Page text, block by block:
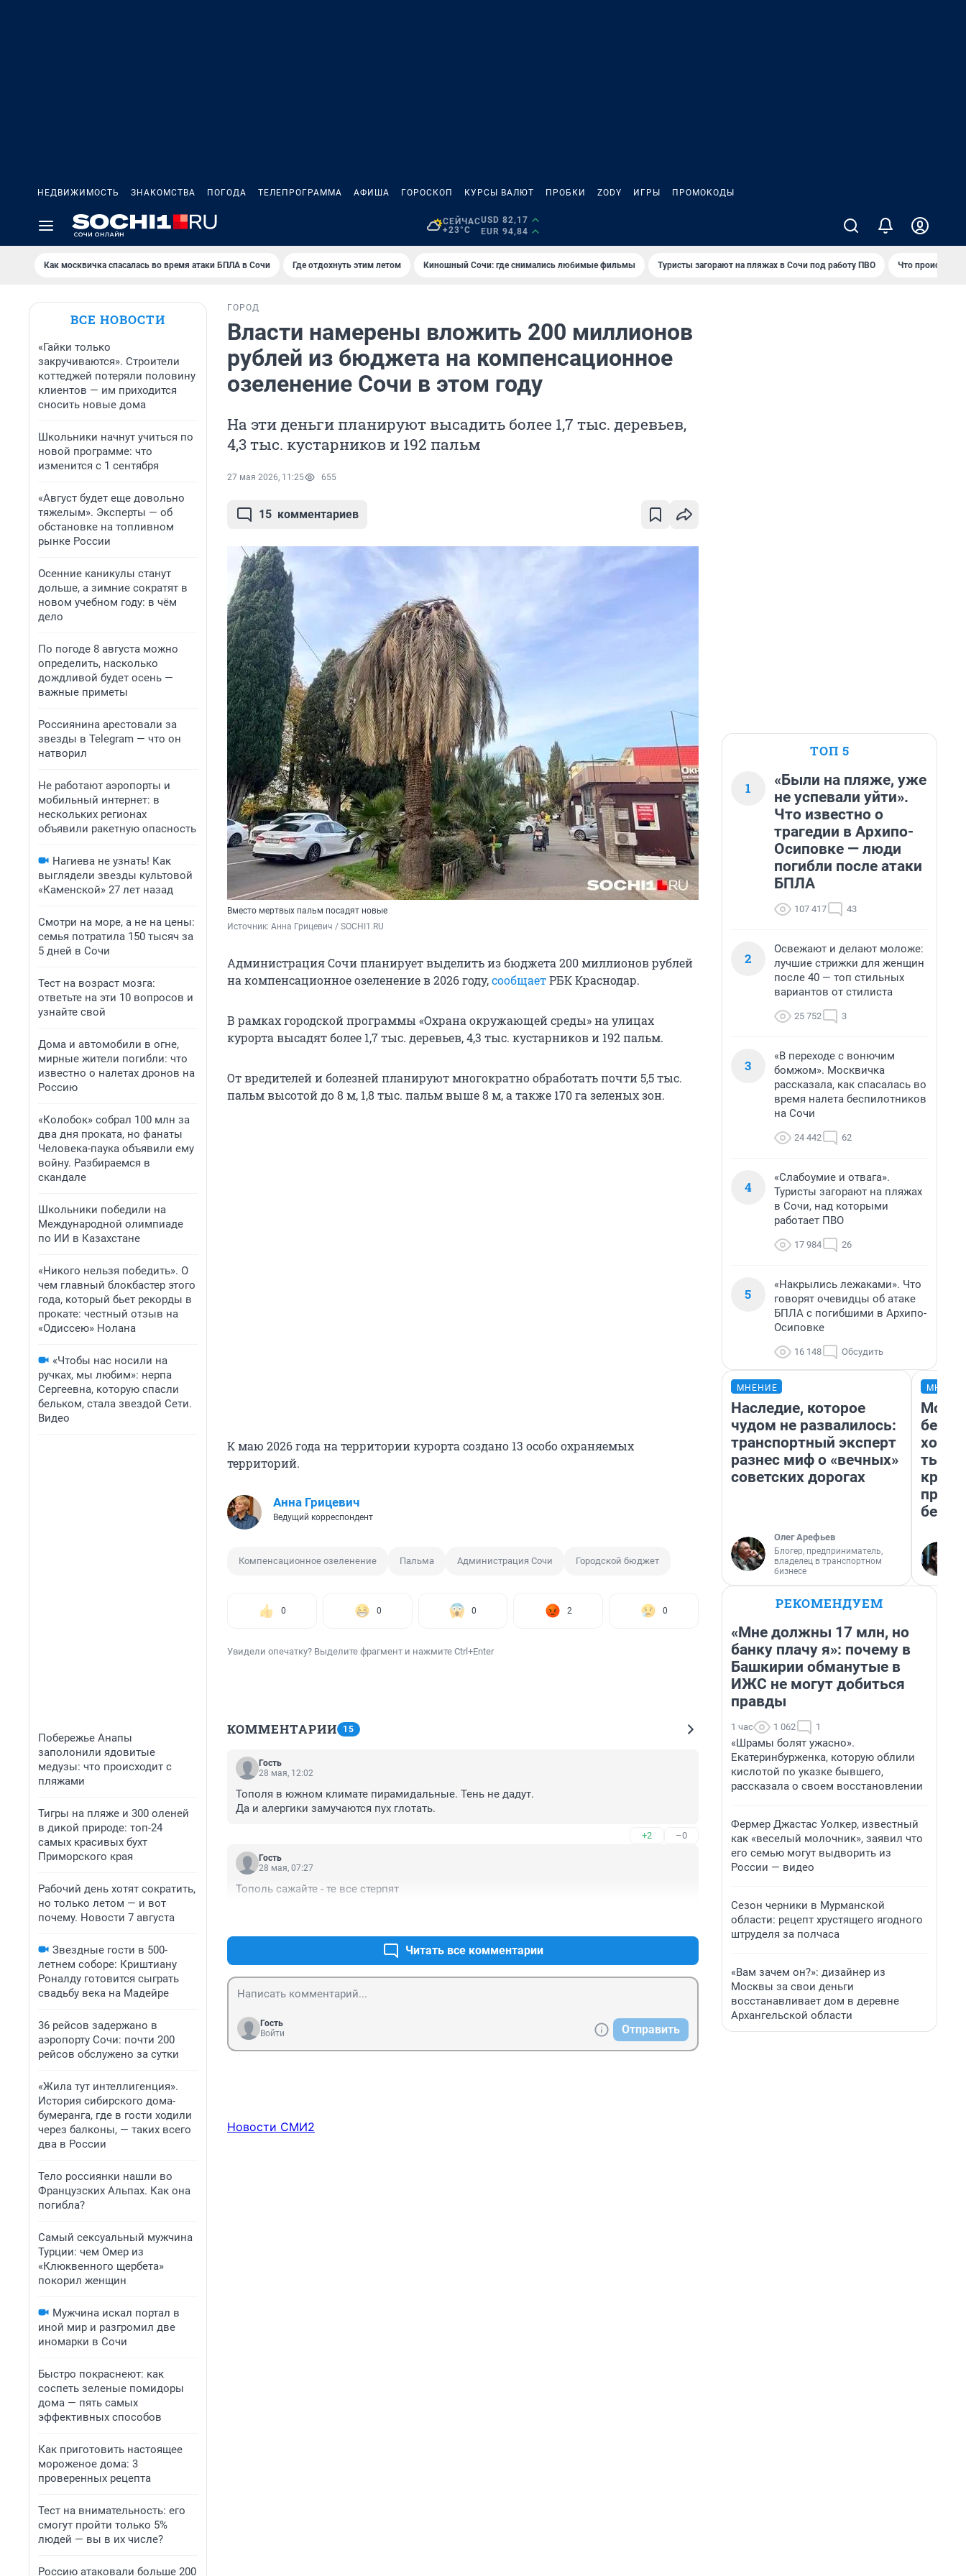
НЕДВИЖИМОСТЬ ЗНАКОМСТВА ПОГОДА ТЕЛЕПРОГРАММА АФИША ГОРОСКОП КУРСЫ ВАЛЮТ ПРОБКИ ZODY ИГРЫ ПРОМОКОДЫ
СЕЙЧАС
+23°C
USD 82,17
EUR 94,84
Как москвичка спасалась во время атаки БПЛА в Сочи Где отдохнуть этим летом Киношный Сочи: где снимались любимые фильмы Туристы загорают на пляжах в Сочи под работу ПВО Что происходит
ВСЕ НОВОСТИ
«Гайки только
закручиваются». Строители
коттеджей потеряли половину
клиентов — им приходится
сносить новые дома
Школьники начнут учиться по
новой программе: что
изменится с 1 сентября
«Август будет еще довольно
тяжелым». Эксперты — об
обстановке на топливном
рынке России
Осенние каникулы станут
дольше, а зимние сократят в
новом учебном году: в чём
дело
По погоде 8 августа можно
определить, насколько
дождливой будет осень —
важные приметы
Россиянина арестовали за
звезды в Telegram — что он
натворил
Не работают аэропорты и
мобильный интернет: в
нескольких регионах
объявили ракетную опасность
Нагиева не узнать! Как
выглядели звезды культовой
«Каменской» 27 лет назад
Смотри на море, а не на цены:
семья потратила 150 тысяч за
5 дней в Сочи
Тест на возраст мозга:
ответьте на эти 10 вопросов и
узнайте свой
Дома и автомобили в огне,
мирные жители погибли: что
известно о налетах дронов на
Россию
«Колобок» собрал 100 млн за
два дня проката, но фанаты
Человека-паука объявили ему
войну. Разбираемся в
скандале
Школьники победили на
Международной олимпиаде
по ИИ в Казахстане
«Никого нельзя победить». О
чем главный блокбастер этого
года, который бьет рекорды в
прокате: честный отзыв на
«Одиссею» Нолана
«Чтобы нас носили на
ручках, мы любим»: нерпа
Сергеевна, которую спасли
бельком, стала звездой Сети.
Видео
Побережье Анапы
заполонили ядовитые
медузы: что происходит с
пляжами
Тигры на пляже и 300 оленей
в дикой природе: топ-24
самых красивых бухт
Приморского края
Рабочий день хотят сократить,
но только летом — и вот
почему. Новости 7 августа
Звездные гости в 500-
летнем соборе: Криштиану
Роналду готовится сыграть
свадьбу века на Мадейре
36 рейсов задержано в
аэропорту Сочи: почти 200
рейсов обслужено за сутки
«Жила тут интеллигенция».
История сибирского дома-
бумеранга, где в гости ходили
через балконы, — таких всего
два в России
Тело россиянки нашли во
Французских Альпах. Как она
погибла?
Самый сексуальный мужчина
Турции: чем Омер из
«Клюквенного щербета»
покорил женщин
Мужчина искал портал в
иной мир и разгромил две
иномарки в Сочи
Быстро покраснеют: как
соспеть зеленые помидоры
дома — пять самых
эффективных способов
Как приготовить настоящее
мороженое дома: 3
проверенных рецепта
Тест на внимательность: его
смогут пройти только 5%
людей — вы в их числе?
Россию атаковали больше 200
ГОРОД
Власти намерены вложить 200 миллионов
рублей из бюджета на компенсационное
озеленение Сочи в этом году
На эти деньги планируют высадить более 1,7 тыс. деревьев,
4,3 тыс. кустарников и 192 пальм
27 мая 2026, 11:25 655
15 комментариев
Вместо мертвых пальм посадят новые
Источник: Анна Грицевич / SOCHI1.RU
Администрация Сочи планирует выделить из бюджета 200 миллионов рублей
на компенсационное озеленение в 2026 году,сообщаетРБК Краснодар.
В рамках городской программы «Охрана окружающей среды» на улицах
курорта высадят более 1,7 тыс. деревьев, 4,3 тыс. кустарников и 192 пальм.
От вредителей и болезней планируют многократно обработать почти 5,5 тыс.
пальм высотой до 8 м, 1,8 тыс. пальм выше 8 м, а также 170 га зеленых зон.
К маю 2026 года на территории курорта создано 13 особо охраняемых
территорий.
Анна Грицевич
Ведущий корреспондент
Компенсационное озеленение Пальма Администрация Сочи Городской бюджет
0 0 0 2 0
Увидели опечатку? Выделите фрагмент и нажмите Ctrl+Enter
КОММЕНТАРИИ 15
Гость
28 мая, 12:02
Тополя в южном климате пирамидальные. Тень не дадут.
Да и алергики замучаются пух глотать.
+2 –0
Гость
28 мая, 07:27
Тополь сажайте - те все стерпят
Читать все комментарии
Гость
Войти
Отправить
Новости СМИ2
ТОП 5
1
«Были на пляже, уже
не успевали уйти».
Что известно о
трагедии в Архипо-
Осиповке — люди
погибли после атаки
БПЛА
107 417 43
2
Освежают и делают моложе:
лучшие стрижки для женщин
после 40 — топ стильных
вариантов от стилиста
25 752 3
3
«В переходе с вонючим
бомжом». Москвичка
рассказала, как спасалась во
время налета беспилотников
на Сочи
24 442 62
4
«Слабоумие и отвага».
Туристы загорают на пляжах
в Сочи, над которыми
работает ПВО
17 984 26
5
«Накрылись лежаками». Что
говорят очевидцы об атаке
БПЛА с погибшими в Архипо-
Осиповке
16 148 Обсудить
МНЕНИЕ
Наследие, которое
чудом не развалилось:
транспортный эксперт
разнес миф о «вечных»
советских дорогах
Олег Арефьев
Блогер, предприниматель,
владелец в транспортном
бизнесе
Мой
РЕКОМЕНДУЕМ
«Мне должны 17 млн, но
банку плачу я»: почему в
Башкирии обманутые в
ИЖС не могут добиться
правды
1 час 1 062 1
«Шрамы болят ужасно».
Екатеринбурженка, которую облили
кислотой по указке бывшего,
рассказала о своем восстановлении
Фермер Джастас Уолкер, известный
как «веселый молочник», заявил что
его семью могут выдворить из
России — видео
Сезон черники в Мурманской
области: рецепт хрустящего ягодного
штруделя за полчаса
«Вам зачем он?»: дизайнер из
Москвы за свои деньги
восстанавливает дом в деревне
Архангельской области